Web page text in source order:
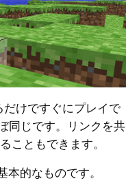
だけですぐにプレイで
同じです。リンクを共
こともできます。
的なものです。